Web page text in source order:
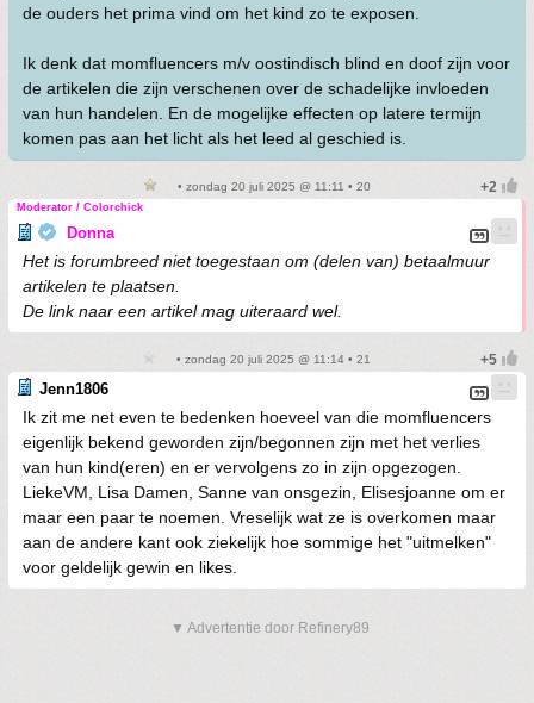
de ouders het prima vind om het kind zo te exposen.
Ik denk dat momfluencers m/v oostindisch blind en doof zijn voor
de artikelen die zijn verschenen over de schadelijke invloeden
van hun handelen. En de mogelijke effecten op latere termijn
komen pas aan het licht als het leed al geschied is.
• zondag 20 juli 2025 @ 11:11 • 20
Moderator / Colorchick
Donna
Het is forumbreed niet toegestaan om (delen van) betaalmuur
artikelen te plaatsen.
De link naar een artikel mag uiteraard wel.
• zondag 20 juli 2025 @ 11:14 • 21
Jenn1806
Ik zit me net even te bedenken hoeveel van die momfluencers
eigenlijk bekend geworden zijn/begonnen zijn met het verlies
van hun kind(eren) en er vervolgens zo in zijn opgezogen.
LiekeVM, Lisa Damen, Sanne van onsgezin, Elisesjoanne om er
maar een paar te noemen. Vreselijk wat ze is overkomen maar
aan de andere kant ook ziekelijk hoe sommige het "uitmelken"
voor geldelijk gewin en likes.
▼ Advertentie door Refinery89